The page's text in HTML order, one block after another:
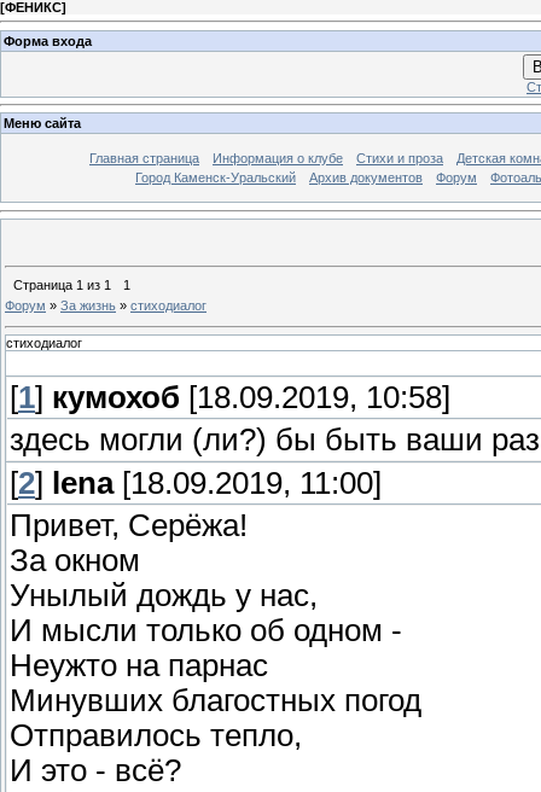
[ФЕНИКС]
Форма входа
Меню сайта
Главная страница Информация о клубе Стихи и проза
Детская
Город Каменск-Уральский
Архив документов Форум
Страница 1 из 1
1
Форум » За жизнь » стиходиалог
стиходиалог
[1] кумохоб [18.09.2019, 10:58]
здесь могли (ли?) бы быть ваши
[2] lena[18.09.2019, 11:00]
Привет, Серёжа!
За окном
Унылый дождь у нас,
И мысли только об одном -
Неужто на парнас
Минувших благостных погод
Отправилось тепло,
И это - всё?